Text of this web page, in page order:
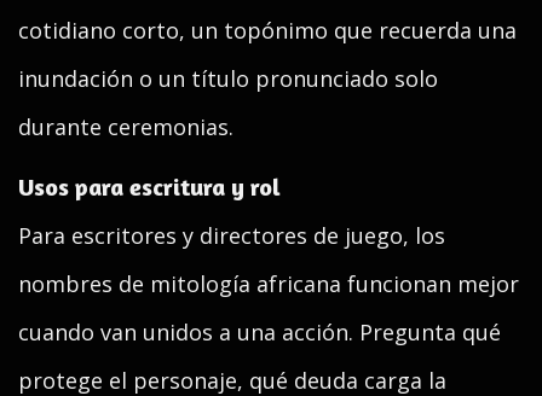
cotidiano corto, un topónimo que recuerda una
inundación o un título pronunciado solo
durante ceremonias.
Usos para escritura y rol
Para escritores y directores de juego, los
nombres de mitología africana funcionan mejor
cuando van unidos a una acción. Pregunta qué
protege el personaje, qué deuda carga la